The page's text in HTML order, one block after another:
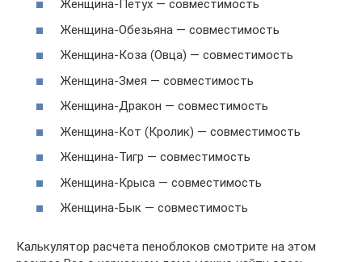
Женщина-Петух — совместимость
Женщина-Обезьяна — совместимость
Женщина-Коза (Овца) — совместимость
Женщина-Змея — совместимость
Женщина-Дракон — совместимость
Женщина-Кот (Кролик) — совместимость
Женщина-Тигр — совместимость
Женщина-Крыса — совместимость
Женщина-Бык — совместимость
Калькулятор расчета пеноблоков смотрите на этом